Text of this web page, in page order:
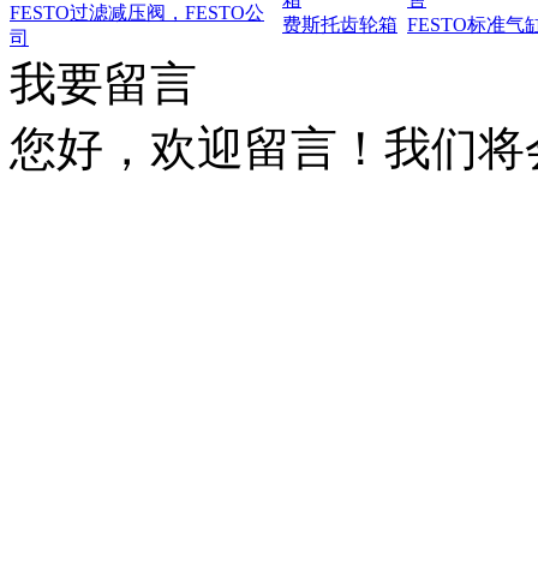
FESTO过滤减压阀，FESTO公
司
费斯托齿轮箱 FESTO标准气
我要留言
您好，欢迎留言！我们